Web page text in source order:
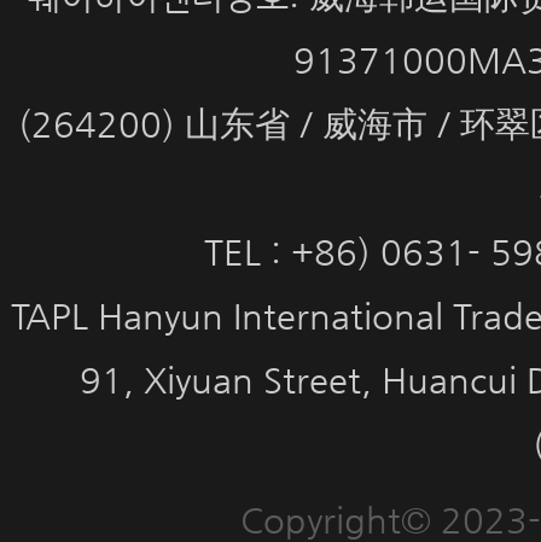
(264200) 山东省 / 威海市 / 环
TEL : +86) 0631-
TAPL Hanyun International
91, Xiyuan Street, Huancui
Copyright©